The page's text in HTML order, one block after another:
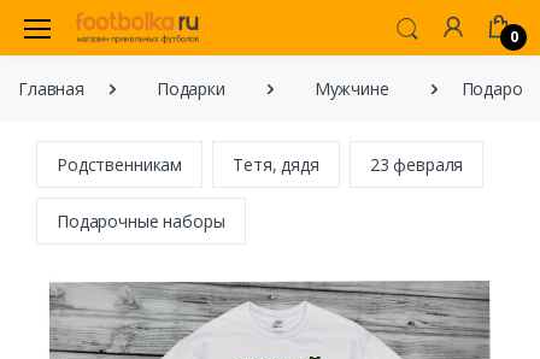
0
Главная Подарки Мужчине Подарок
Родственникам Тетя, дядя 23 февраля
Подарочные наборы